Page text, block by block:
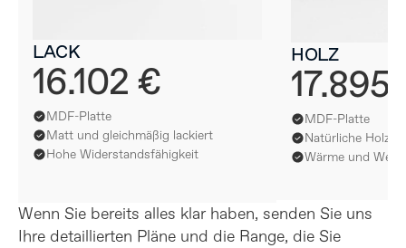
LACK
16.102 €
MDF-Platte
Matt und gleichmäßig lackiert
Hohe Widerstandsfähigkeit
HOLZ
17.895
MDF-Platte
Natürliche
Wärme und
Wenn Sie bereits alles klar haben, senden Sie uns
Ihre detaillierten Pläne und die Range, die Sie